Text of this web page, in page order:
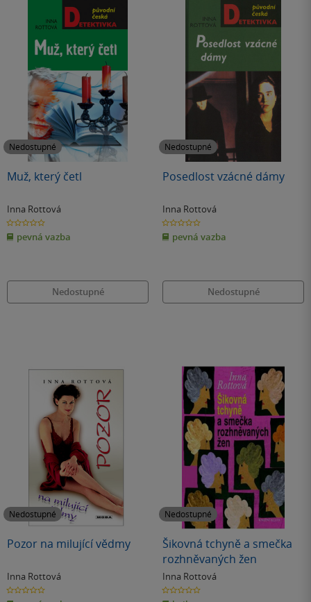
Nedostupné
Muž, který četl
Inna Rottová
0.0
z
5
hvězdiček
pevná vazba
Nedostupné
Nedostupné
Posedlost vzácné dámy
Inna Rottová
0.0
z
5
hvězdiček
pevná vazba
Nedostupné
Nedostupné
Pozor na milující vědmy
Inna Rottová
0.0
z
Nedostupné
Šikovná tchyně a smečka
rozhněvaných žen
Inna Rottová
0.0
z